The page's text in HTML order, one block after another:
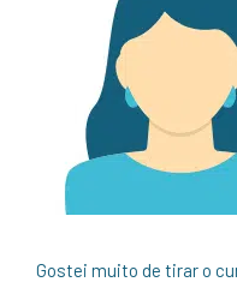
Gostei muito de tirar o